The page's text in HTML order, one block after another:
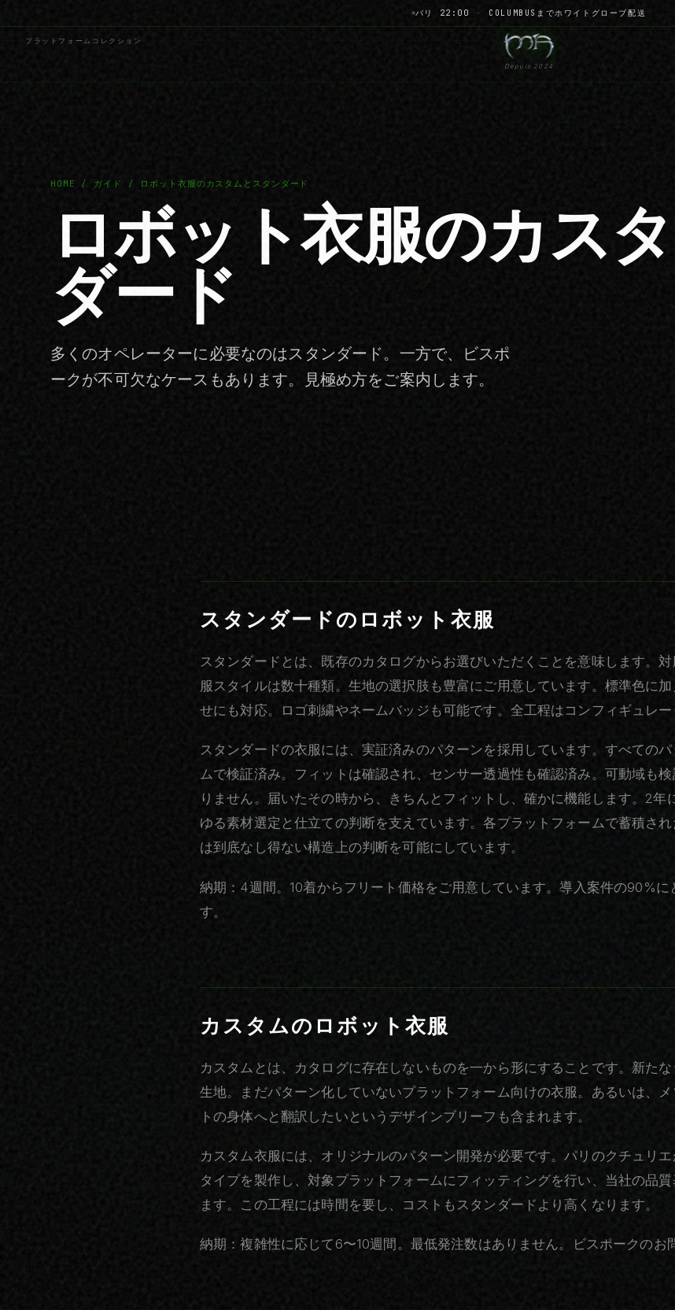
パリ 22:00 · COLUMBUSまでホワイトグローブ配送
プラットフォーム コレクション
Depuis 2024
HOME / ガイド / ロボット衣服のカスタムとスタンダード
ロボット衣服のカス
ダード
多くのオペレーターに必要なのはスタンダード。一方で、ビスポ
ークが不可欠なケースもあります。見極め方をご案内します。
スタンダードのロボット衣服
スタンダードとは、既存のカタログからお選びいただくことを意味します。
服スタイルは数十種類。生地の選択肢も豊富にご用意しています。標準色に
せにも対応。ロゴ刺繍やネームバッジも可能です。全工程はコンフィギュレー
スタンダードの衣服には、実証済みのパターンを採用しています。すべての
ムで検証済み。フィットは確認され、センサー透過性も確認済み。可動域も
りません。届いたその時から、きちんとフィットし、確かに機能します。2年
ゆる素材選定と仕立ての判断を支えています。各プラットフォームで蓄積さ
は到底なし得ない構造上の判断を可能にしています。
納期：4週間。10着からフリート価格をご用意しています。導入案件の90%
す。
カスタムのロボット衣服
カスタムとは、カタログに存在しないものを一から形にすることです。新た
生地。まだパターン化していないプラットフォーム向けの衣服。あるいは、
トの身体へと翻訳したいというデザインブリーフも含まれます。
カスタム衣服には、オリジナルのパターン開発が必要です。パリのクチュリ
タイプを製作し、対象プラットフォームにフィッティングを行い、当社の品
ます。この工程には時間を要し、コストもスタンダードより高くなります。
納期：複雑性に応じて6〜10週間。最低発注数はありません。ビスポークのお